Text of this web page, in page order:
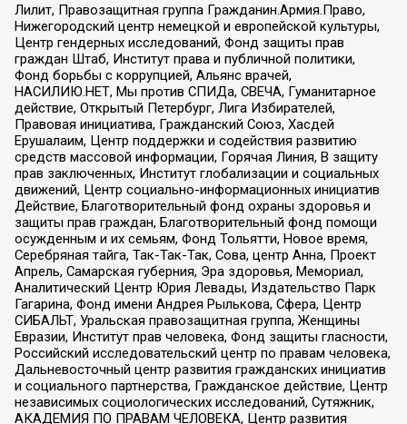
Лилит, Правозащитная группа Гражданин.Армия.Право,
Нижегородский центр немецкой и европейской культуры,
Центр гендерных исследований, Фонд защиты прав
граждан Штаб, Институт права и публичной политики,
Фонд борьбы с коррупцией, Альянс врачей,
НАСИЛИЮ.НЕТ, Мы против СПИДа, СВЕЧА, Гуманитарное
действие, Открытый Петербург, Лига Избирателей,
Правовая инициатива, Гражданский Союз, Хасдей
Ерушалаим, Центр поддержки и содействия развитию
средств массовой информации, Горячая Линия, В защиту
прав заключенных, Институт глобализации и социальных
движений, Центр социально-информационных инициатив
Действие, Благотворительный фонд охраны здоровья и
защиты прав граждан, Благотворительный фонд помощи
осужденным и их семьям, Фонд Тольятти, Новое время,
Серебряная тайга, Так-Так-Так, Сова, центр Анна, Проект
Апрель, Самарская губерния, Эра здоровья, Мемориал,
Аналитический Центр Юрия Левады, Издательство Парк
Гагарина, Фонд имени Андрея Рылькова, Сфера, Центр
СИБАЛЬТ, Уральская правозащитная группа, Женщины
Евразии, Институт прав человека, Фонд защиты гласности,
Российский исследовательский центр по правам человека,
Дальневосточный центр развития гражданских инициатив
и социального партнерства, Гражданское действие, Центр
независимых социологических исследований, Сутяжник,
АКАДЕМИЯ ПО ПРАВАМ ЧЕЛОВЕКА, Центр развития